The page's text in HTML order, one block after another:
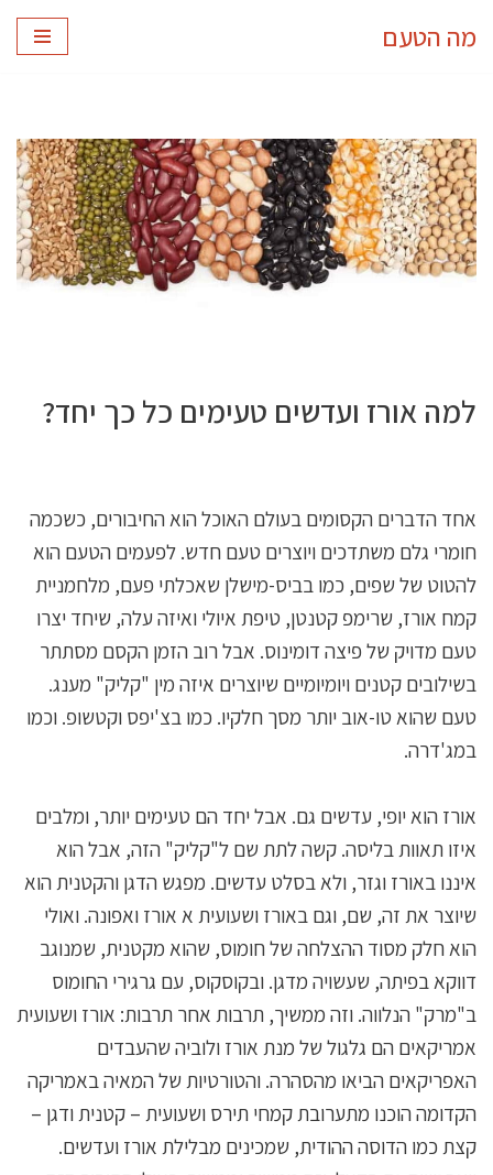
מה הטעם
למה אורז ועדשים טעימים כל כך יחד?
אחד הדברים הקסומים בעולם האוכל הוא החיבורים, כשכמה
חומרי גלם משתדכים ויוצרים טעם חדש. לפעמים הטעם הוא
להטוט של שפים, כמו בביס-מישלן שאכלתי פעם, מלחמניית
קמח אורז, שרימפ קטנטן, טיפת איולי ואיזה עלה, שיחד יצרו
טעם מדויק של פיצה דומינוס. אבל רוב הזמן הקסם מסתתר
בשילובים קטנים ויומיומיים שיוצרים איזה מין "קליק" מענג.
טעם שהוא טו-אוב יותר מסך חלקיו. כמו בצ'יפס וקטשופ. וכמו
במג'דרה.
אורז הוא יופי, עדשים גם. אבל יחד הם טעימים יותר, ומלבים
איזו תאוות בליסה. קשה לתת שם ל"קליק" הזה, אבל הוא
איננו באורז וגזר, ולא בסלט עדשים. מפגש הדגן והקטנית הוא
שיוצר את זה, שם, וגם באורז ושעועית א אורז ואפונה. ואולי
הוא חלק מסוד ההצלחה של חומוס, שהוא מקטנית, שמנוגב
דווקא בפיתה, שעשויה מדגן. ובקוסקוס, עם גרגירי החומוס
ב"מרק" הנלווה. וזה ממשיך, תרבות אחר תרבות: אורז ושעועית
אמריקאים הם גלגול של מנת אורז ולוביה שהעבדים
האפריקאים הביאו מהסהרה. והטורטיות של המאיה באמריקה
הקדומה הוכנו מתערובת קמחי תירס ושעועית – קטנית ודגן –
קצת כמו הדוסה ההודית, שמכינים מבלילת אורז ועדשים.